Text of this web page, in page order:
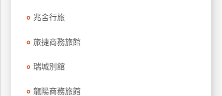
兆舍行旅
旅捷商務旅館
瑞城別舘
龍陽商務旅館